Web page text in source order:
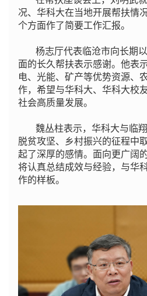
况、华科大在当地开展帮扶情
个方面作了简要工作汇报。
杨志厅代表临沧市向长期
面的长久帮扶表示感谢。他表
电、光能、矿产等优势资源、
作，希望与华科大、华科大校
社会高质量发展。
魏丛柱表示，华科大与临
脱贫攻坚、乡村振兴的征程中
起了深厚的感情。面向更广阔
将认真总结成效与经验，与华
作的样板。